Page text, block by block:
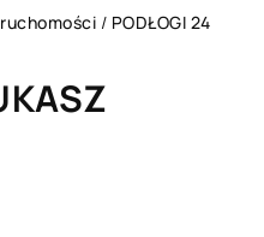
/ PODŁOGI 24